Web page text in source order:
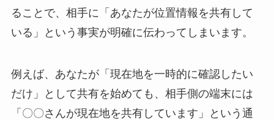
ることで、相手に「あなたが位置情報を共有して
いる」という事実が明確に伝わってしまいます。
例えば、あなたが「現在地を一時的に確認したい
だけ」として共有を始めても、相手側の端末には
「〇〇さんが現在地を共有しています」という通